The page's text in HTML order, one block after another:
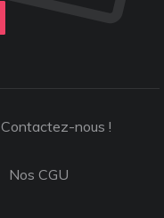
Contactez-nous !
Nos CGU